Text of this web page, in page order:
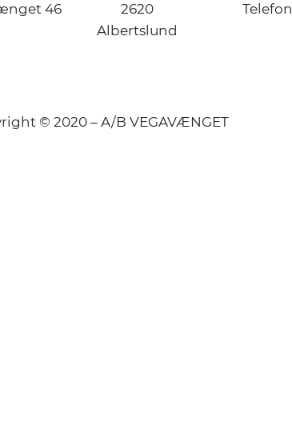
46
2620
Albertslund
Telefon
© 2020 – A/B VEGAVÆNGET